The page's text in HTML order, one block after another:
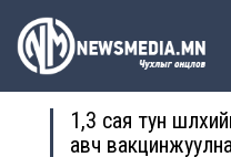
1,3 сая тун
авч вакцинжуулна